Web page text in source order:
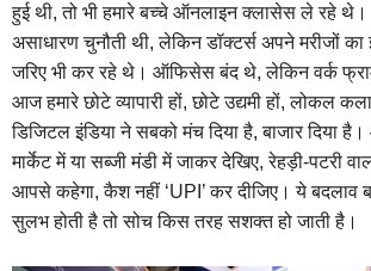
हुई थी, तो भी हमारे बच्चे ऑनलाइन क्लासेस ले रहे
असाधारण चुनौती थी, लेकिन डॉक्टर्स अपने मरीजों
जरिए भी कर रहे थे। ऑफिसेस बंद थे, लेकिन वर्क
आज हमारे छोटे व्यापारी हों, छोटे उद्यमी हों, लोकल
डिजिटल इंडिया ने सबको मंच दिया है, बाजार दिया
मार्केट में या सब्जी मंडी में जाकर देखिए, रेहड़ी-पटरी
आपसे कहेगा, कैश नहीं ‘UPI’ कर दीजिए। ये बदलाव
सुलभ होती है तो सोच किस तरह सशक्त हो जाती है।